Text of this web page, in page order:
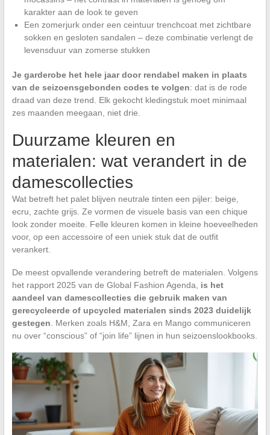
karakter aan de look te geven
Een zomerjurk onder een ceintuur trenchcoat met zichtbare
sokken en gesloten sandalen – deze combinatie verlengt de
levensduur van zomerse stukken
Je garderobe het hele jaar door rendabel maken in plaats
van de seizoensgebonden codes te volgen: dat is de rode
draad van deze trend. Elk gekocht kledingstuk moet minimaal
zes maanden meegaan, niet drie.
Duurzame kleuren en
materialen: wat verandert in de
damescollecties
Wat betreft het palet blijven neutrale tinten een pijler: beige,
ecru, zachte grijs. Ze vormen de visuele basis van een chique
look zonder moeite. Felle kleuren komen in kleine hoeveelheden
voor, op een accessoire of een uniek stuk dat de outfit
verankert.
De meest opvallende verandering betreft de materialen. Volgens
het rapport 2025 van de Global Fashion Agenda, is het
aandeel van damescollecties die gebruik maken van
gerecycleerde of upcycled materialen sinds 2023 duidelijk
gestegen. Merken zoals H&M, Zara en Mango communiceren
nu over “conscious” of “join life” lijnen in hun seizoenslookbooks.